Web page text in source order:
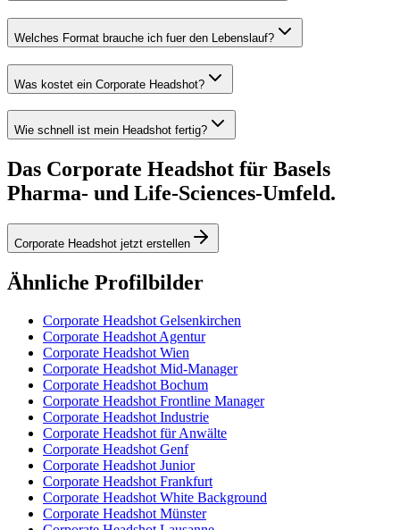
Welches Format brauche ich fuer den Lebenslauf?
Was kostet ein Corporate Headshot?
Wie schnell ist mein Headshot fertig?
Das Corporate Headshot für Basels
Pharma- und Life-Sciences-Umfeld.
Corporate Headshot jetzt erstellen
Ähnliche Profilbilder
Corporate Headshot Gelsenkirchen
Corporate Headshot Agentur
Corporate Headshot Wien
Corporate Headshot Mid-Manager
Corporate Headshot Bochum
Corporate Headshot Frontline Manager
Corporate Headshot Industrie
Corporate Headshot für Anwälte
Corporate Headshot Genf
Corporate Headshot Junior
Corporate Headshot Frankfurt
Corporate Headshot White Background
Corporate Headshot Münster